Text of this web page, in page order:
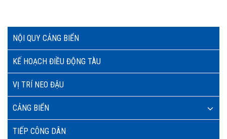
NỘI QUY CẢNG BIỂN
KẾ HOẠCH ĐIỀU ĐỘNG TÀU
VỊ TRÍ NEO ĐẬU
CẢNG BIỂN
TIẾP CÔNG DÂN